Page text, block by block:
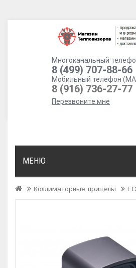
Многоканальный
8 (499) 707-88-66
Мобильный телефон
8 (916) 736-27-77
Перезвоните мне
МЕНЮ
Коллиматорные прицелы